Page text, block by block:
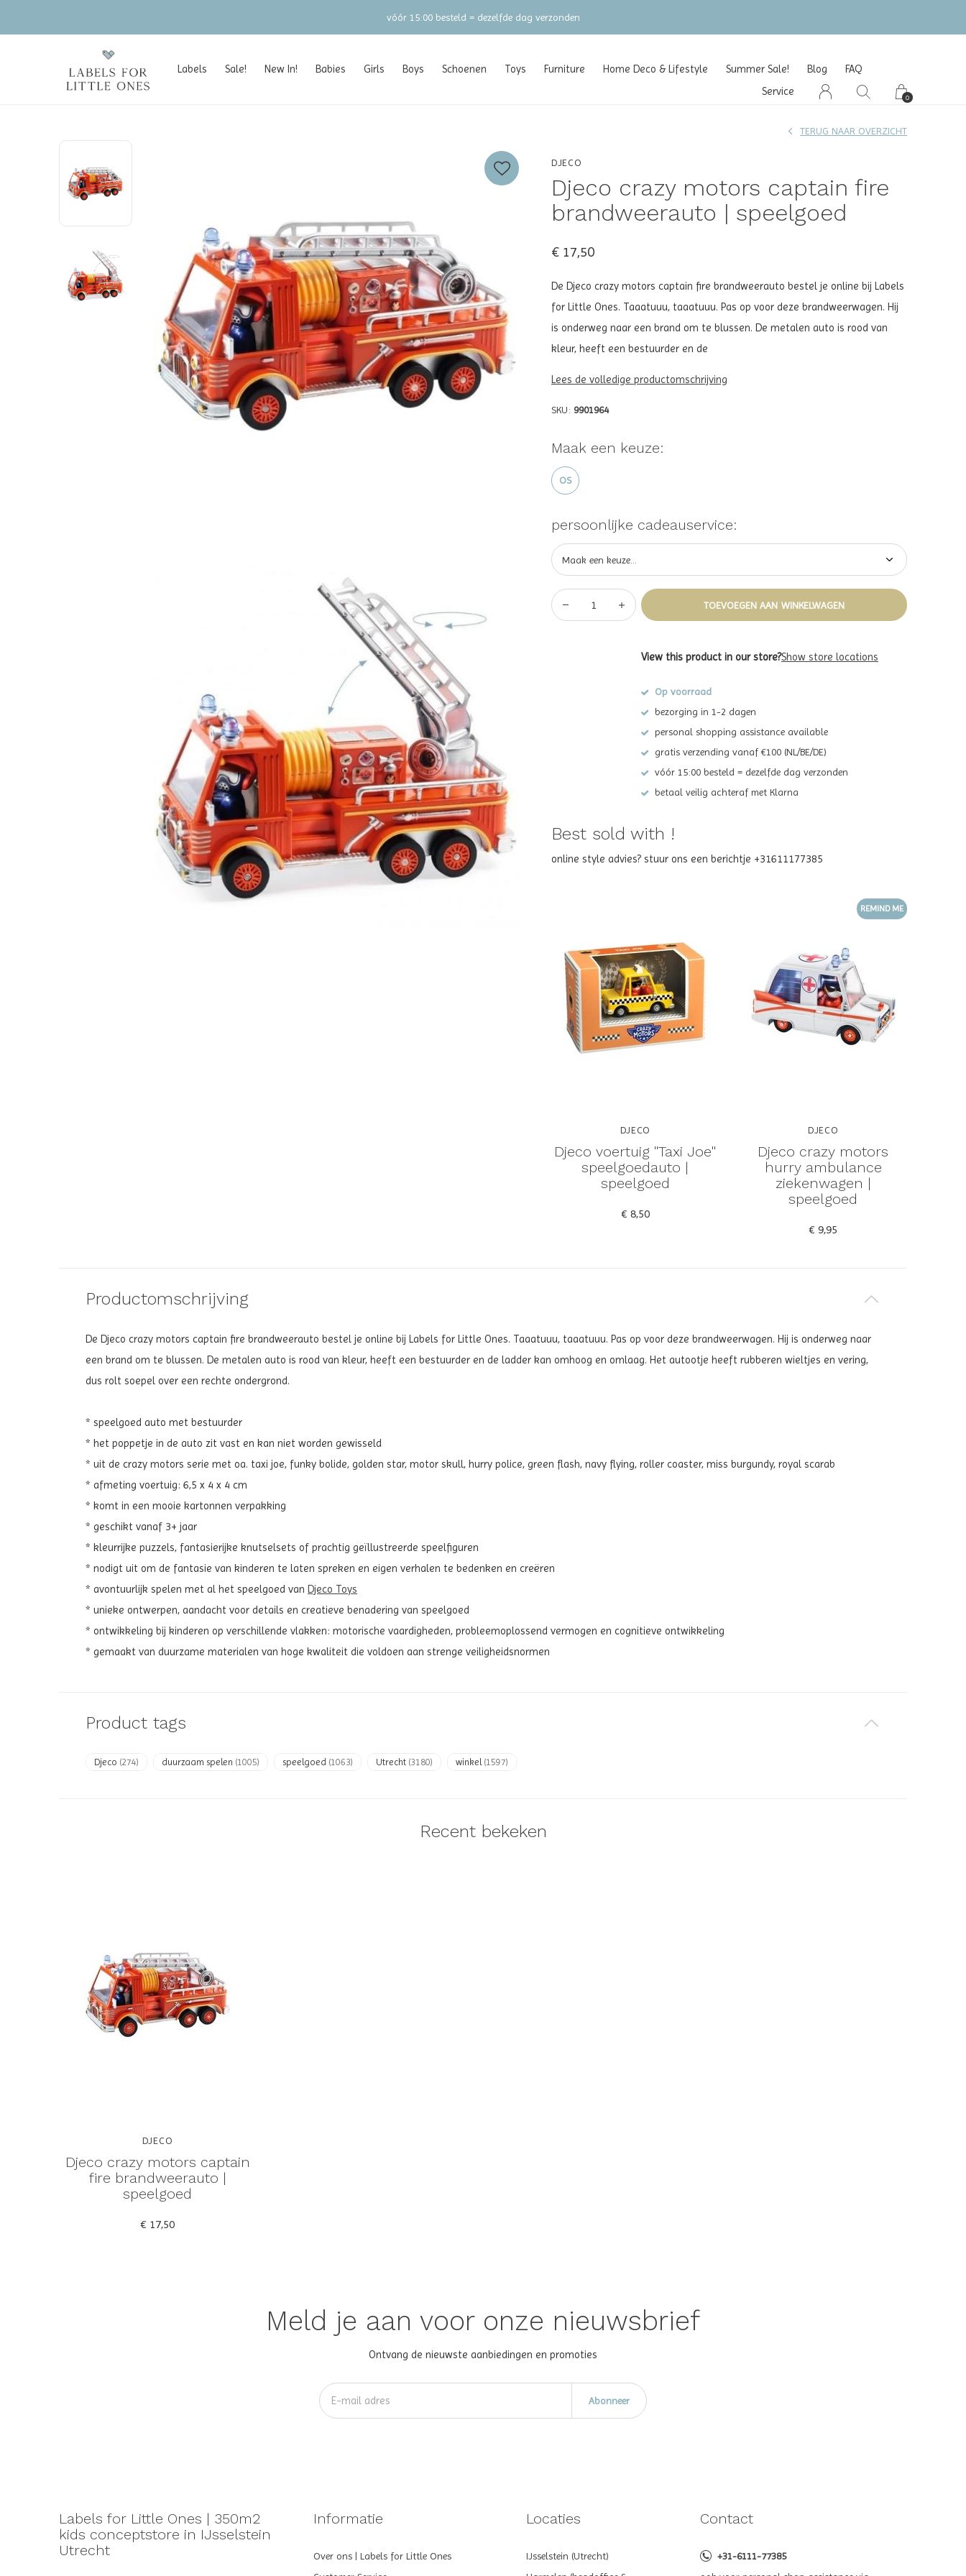
Labels Sale! New In! Babies Girls Boys Schoenen Toys Furniture Home Deco & Lifestyle Summer Sale! Blog
FAQ
Service
0
vóór 15:00 besteld = dezelfde dag verzonden
DJECO
Djeco crazy motors captain fire
brandweerauto | speelgoed
TERUG NAAR OVERZICHT
€ 17,50
De Djeco crazy motors captain fire brandweerauto bestel je online bij Labels
for Little Ones. Taaatuuu, taaatuuu. Pas op voor deze brandweerwagen. Hij
is onderweg naar een brand om te blussen. De metalen auto is rood van
kleur, heeft een bestuurder en de
Lees de volledige productomschrijving
SKU: 9901964
Maak een keuze:
OS
persoonlijke cadeauservice:
TOEVOEGEN AAN WINKELWAGEN
View this product in our store?Show store locations
Op voorraad
bezorging in 1-2 dagen
personal shopping assistance available
gratis verzending vanaf €100 (NL/BE/DE)
vóór 15:00 besteld = dezelfde dag verzonden
betaal veilig achteraf met Klarna
Best sold with !
online style advies? stuur ons een berichtje +31611177385
DJECO
Djeco voertuig "Taxi Joe"
speelgoedauto |
speelgoed
€ 8,50
REMIND ME
DJECO
Djeco crazy motors
hurry ambulance
ziekenwagen |
speelgoed
€ 9,95
Productomschrijving
De Djeco crazy motors captain fire brandweerauto bestel je online bij Labels for Little Ones. Taaatuuu, taaatuuu. Pas op voor deze brandweerwagen. Hij is onderweg naar
een brand om te blussen. De metalen auto is rood van kleur, heeft een bestuurder en de ladder kan omhoog en omlaag. Het autootje heeft rubberen wieltjes en vering,
dus rolt soepel over een rechte ondergrond.
* speelgoed auto met bestuurder
* het poppetje in de auto zit vast en kan niet worden gewisseld
* uit de crazy motors serie met oa. taxi joe, funky bolide, golden star, motor skull, hurry police, green flash, navy flying, roller coaster, miss burgundy, royal scarab
* afmeting voertuig: 6,5 x 4 x 4 cm
* komt in een mooie kartonnen verpakking
* geschikt vanaf 3+ jaar
* kleurrijke puzzels, fantasierijke knutselsets of prachtig geïllustreerde speelfiguren
* nodigt uit om de fantasie van kinderen te laten spreken en eigen verhalen te bedenken en creëren
* avontuurlijk spelen met al het speelgoed van Djeco Toys
* unieke ontwerpen, aandacht voor details en creatieve benadering van speelgoed
* ontwikkeling bij kinderen op verschillende vlakken: motorische vaardigheden, probleemoplossend vermogen en cognitieve ontwikkeling
* gemaakt van duurzame materialen van hoge kwaliteit die voldoen aan strenge veiligheidsnormen
Product tags
Djeco (274) duurzaam spelen (1005) speelgoed (1063) Utrecht (3180) winkel (1597)
Recent bekeken
DJECO
Djeco crazy motors captain
fire brandweerauto |
speelgoed
€ 17,50
Meld je aan voor onze nieuwsbrief
Ontvang de nieuwste aanbiedingen en promoties
Abonneer
Labels for Little Ones | 350m2
kids conceptstore in IJsselstein
Utrecht
Informatie
Over ons | Labels for Little Ones
Locaties
IJsselstein (Utrecht)
Contact
+31-6111-77385